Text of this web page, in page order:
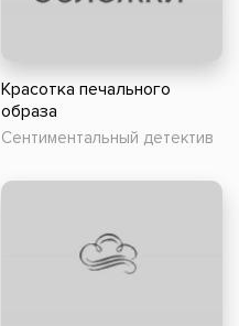
Красотка печального
образа
Сентиментальный детектив